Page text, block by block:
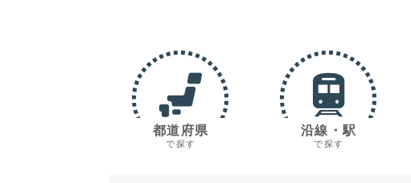
都道府県
で探す
沿線・駅
で探す